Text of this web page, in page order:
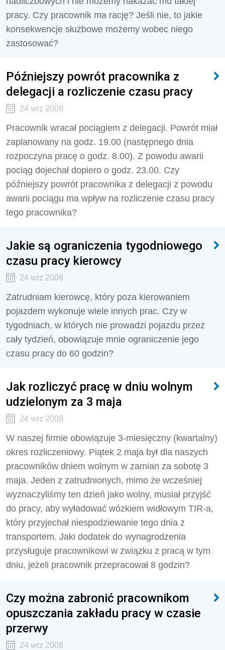
pracy. Czy pracownik ma rację? Jeśli nie, to jakie
konsekwencje służbowe możemy wobec niego
zastosować?
Późniejszy powrót pracownika z
delegacji a rozliczenie czasu pracy
24 wrz 2008
Pracownik wracał pociągiem z delegacji. Powrót miał
zaplanowany na godz. 19.00 (następnego dnia
rozpoczyna pracę o godz. 8.00). Z powodu awarii
pociąg dojechał dopiero o godz. 23.00. Czy
późniejszy powrót pracownika z delegacji z powodu
awarii pociągu ma wpływ na rozliczenie czasu pracy
tego pracownika?
Jakie są ograniczenia tygodniowego
czasu pracy kierowcy
24 wrz 2008
Zatrudniam kierowcę, który poza kierowaniem
pojazdem wykonuje wiele innych prac. Czy w
tygodniach, w których nie prowadzi pojazdu przez
cały tydzień, obowiązuje mnie ograniczenie jego
czasu pracy do 60 godzin?
Jak rozliczyć pracę w dniu wolnym
udzielonym za 3 maja
24 wrz 2008
W naszej firmie obowiązuje 3-miesięczny (kwartalny)
okres rozliczeniowy. Piątek 2 maja był dla naszych
pracowników dniem wolnym w zamian za sobotę 3
maja. Jeden z zatrudnionych, mimo że wcześniej
wyznaczyliśmy ten dzień jako wolny, musiał przyjść
do pracy, aby wyładować wózkiem widłowym TIR-a,
który przyjechał niespodziewanie tego dnia z
transportem. Jaki dodatek do wynagrodzenia
przysługuje pracownikowi w związku z pracą w tym
dniu, jeżeli pracownik przepracował 8 godzin?
Czy można zabronić pracownikom
opuszczania zakładu pracy w czasie
przerwy
24 wrz 2008